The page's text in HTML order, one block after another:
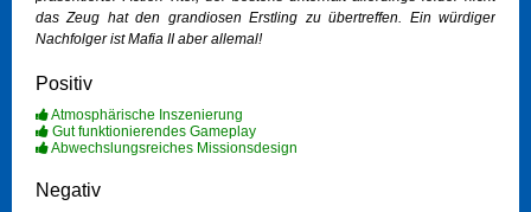
das Zeug hat den grandiosen Erstling zu übertreffen. Ein würdiger
Nachfolger ist Mafia II aber allemal!
Positiv
Atmosphärische Inszenierung
Gut funktionierendes Gameplay
Abwechslungsreiches Missionsdesign
Negativ